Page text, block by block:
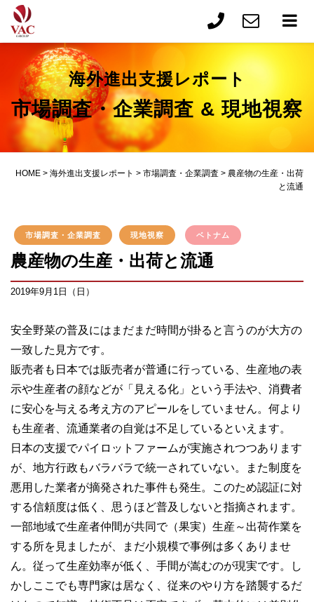
海外進出支援レポート
市場調査・企業調査 & 現地視察
HOME > 海外進出支援レポート > 市場調査・企業調査 > 農産物の生産・出荷
と流通
市場調査・企業調査 現地視察 ベトナム
農産物の生産・出荷と流通
2019年9月1日（日）
安全野菜の普及にはまだまだ時間が掛ると言うのが大方の
一致した見方です。
販売者も日本では販売者が普通に行っている、生産地の表
示や生産者の顔などが「見える化」という手法や、消費者
に安心を与える考え方のアピールをしていません。何より
も生産者、流通業者の自覚は不足しているといえます。
日本の支援でパイロットファームが実施されつつあります
が、地方行政もバラバラで統一されていない。また制度を
悪用した業者が摘発された事件も発生。このため認証に対
する信頼度は低く、思うほど普及しないと指摘されます。
一部地域で生産者仲間が共同で（果実）生産～出荷作業を
する所を見ましたが、まだ小規模で事例は多くありませ
ん。従って生産効率が低く、手間が嵩むのが現実です。し
かしここでも専門家は居なく、従来のやり方を踏襲するだ